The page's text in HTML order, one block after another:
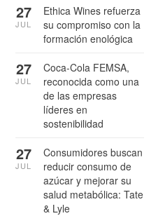
Ethica Wines refuerza
su compromiso con la
formación enológica
27
JUL
Coca-Cola FEMSA,
reconocida como una
de las empresas
líderes en
sostenibilidad
27
JUL
Consumidores buscan
reducir consumo de
azúcar y mejorar su
salud metabólica: Tate
& Lyle
27
JUL